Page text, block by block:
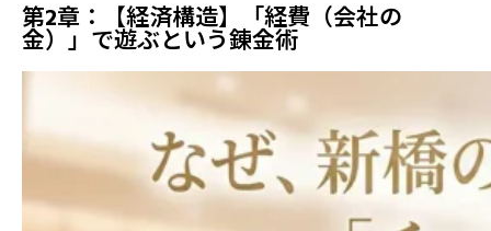
第2章：【経済構造】「経費（会社の
金）」で遊ぶという錬金術